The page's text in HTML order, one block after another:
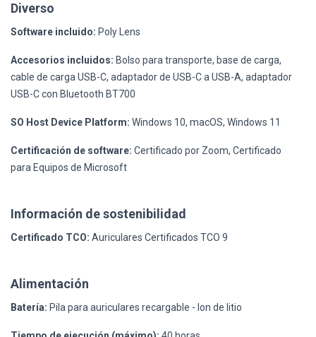
Diverso
Software incluido: Poly Lens
Accesorios incluidos: Bolso para transporte, base de carga,
cable de carga USB-C, adaptador de USB-C a USB-A, adaptador
USB-C con Bluetooth BT700
SO Host Device Platform: Windows 10, macOS, Windows 11
Certificación de software: Certificado por Zoom, Certificado
para Equipos de Microsoft
Información de sostenibilidad
Certificado TCO: Auriculares Certificados TCO 9
Alimentación
Batería: Pila para auriculares recargable - Ion de litio